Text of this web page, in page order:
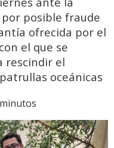
posible fraude
ofrecida por el
el que se
rescindir el
oceánicas
minutos